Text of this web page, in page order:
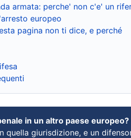
armata: perche' non c'e' un
europeo
pagina non ti dice, e perché
in un altro paese europeo?
quella giurisdizione, e un